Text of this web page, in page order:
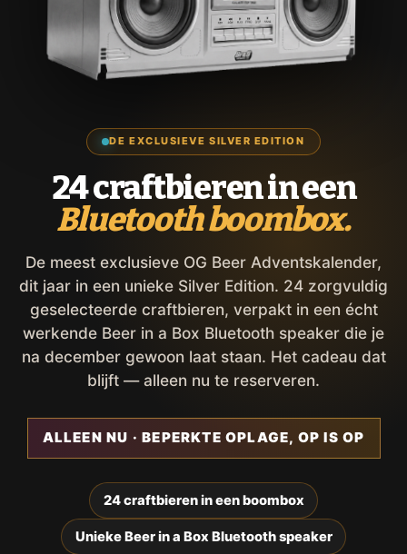
DE EXCLUSIEVE SILVER EDITION
24 craftbieren in een
Bluetooth boombox.
De meest exclusieve OG Beer Adventskalender,
dit jaar in een unieke Silver Edition. 24 zorgvuldig
geselecteerde craftbieren, verpakt in een écht
werkende Beer in a Box Bluetooth speaker die je
na december gewoon laat staan. Het cadeau dat
blijft — alleen nu te reserveren.
ALLEEN NU · BEPERKTE OPLAGE, OP IS OP
24 craftbieren in een boombox
Unieke Beer in a Box Bluetooth speaker